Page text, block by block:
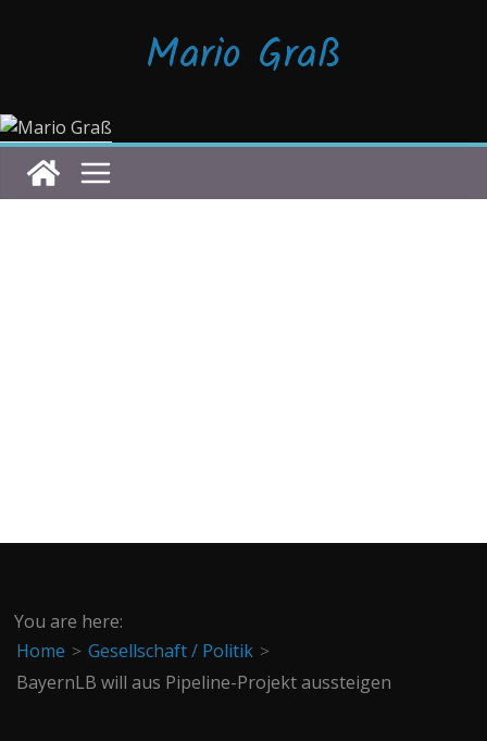
Mario Graß
You are here:
Home
Gesellschaft / Politik
BayernLB will aus Pipeline-Projekt aussteigen